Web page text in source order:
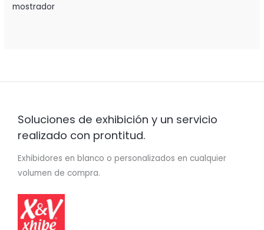
mostrador
Soluciones de exhibición y un servicio
realizado con prontitud.
Exhibidores en blanco o personalizados en cualquier
volumen de compra.